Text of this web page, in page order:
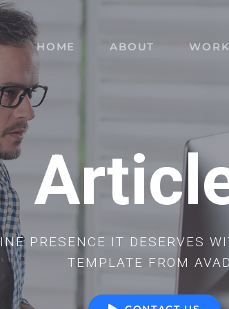
HOME ABOUT WORK
PRESENCE IT DESERVES
TEMPLATE FROM